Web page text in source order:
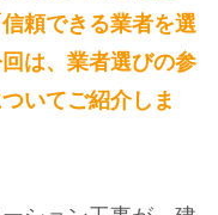
頼できる業者を選
は、業者選びの参
いてご紹介しま